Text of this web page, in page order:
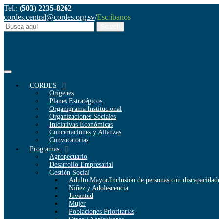
Tel.: (503) 2235-8262
cordes.central@cordes.org.sv/Escríbanos
CORDES
Orígenes
Planes Estratégicos
Organigrama Institucional
Organizaciones Sociales
Iniciativas Económicas
Concertaciones y Alianzas
Convocatorias
Programas
Agropecuario
Desarrollo Empresarial
Gestión Social
Adulto Mayor/Inclusión de personas con
Niñez y Adolescencia
Juventud
Mujer
Poblaciones Prioritarias